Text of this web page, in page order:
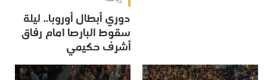
دوري أبطال أوروبا.. ليلة
سقوط البارصا امام رفاق
أشرف حكيمي